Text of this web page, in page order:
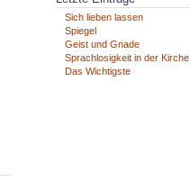
Sich lieben lassen
Spiegel
Geist und Gnade
Sprachlosigkeit in der Kirche
Das Wichtigste